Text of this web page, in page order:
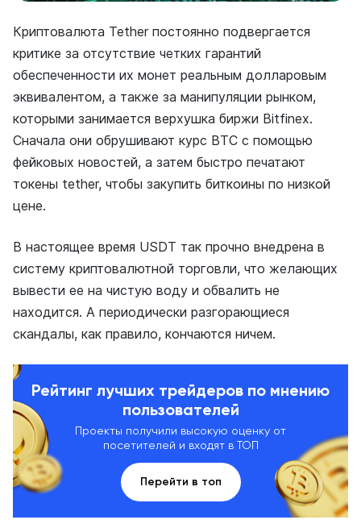
Криптовалюта Tether постоянно подвергается
критике за отсутствие четких гарантий
обеспеченности их монет реальным долларовым
эквивалентом, а также за манипуляции рынком,
которыми занимается верхушка биржи Bitfinex.
Сначала они обрушивают курс ВТС с помощью
фейковых новостей, а затем быстро печатают
токены tether, чтобы закупить биткоины по низкой
цене.
В настоящее время USDT так прочно внедрена в
систему криптовалютной торговли, что желающих
вывести ее на чистую воду и обвалить не
находится. А периодически разгорающиеся
скандалы, как правило, кончаются ничем.
Рейтинг лучших трейдеров по мнению
пользователей
Проекты получили высокую оценку от
посетителей и входят в ТОП
Перейти в топ